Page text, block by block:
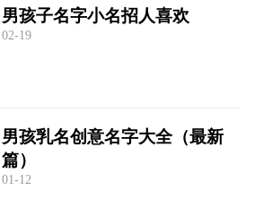
男孩子名字小名招人喜欢
02-19
男孩乳名创意名字大全（最新
篇）
01-12